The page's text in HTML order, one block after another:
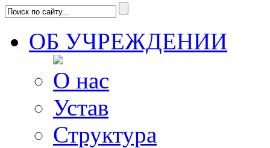
ОБ УЧРЕЖДЕНИИ
О нас
Устав
Структура